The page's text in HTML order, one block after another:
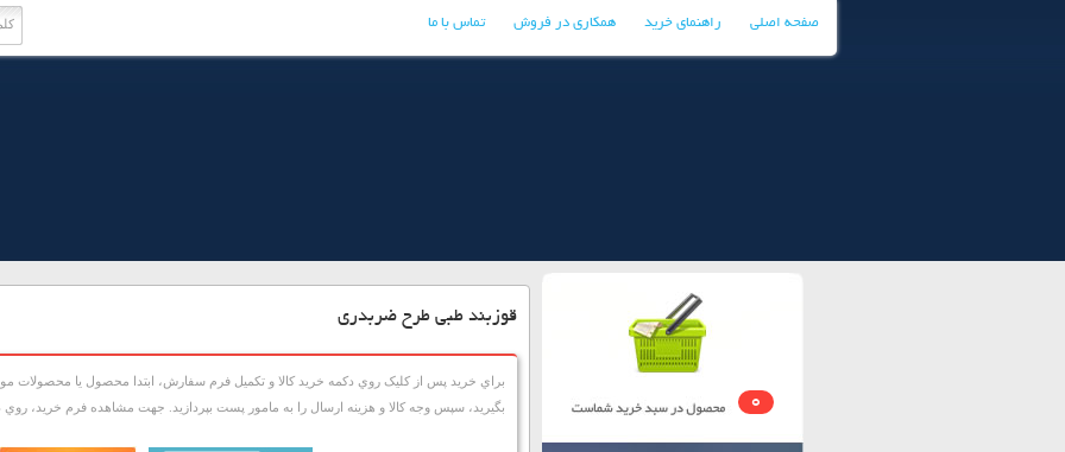
صفحه اصلی راهنمای خرید همکاری در فروش تماس با ما
0
قوزبند طبی طرح ضربدری
براي خريد پس از کليک روي دکمه خريد کالا و تکميل فرم سفارش، ابتدا محصول يا محصولات
بگيريد، سپس وجه کالا و هزينه ارسال را به مامور پست بپردازيد. جهت مشاهده فرم خريد، روي